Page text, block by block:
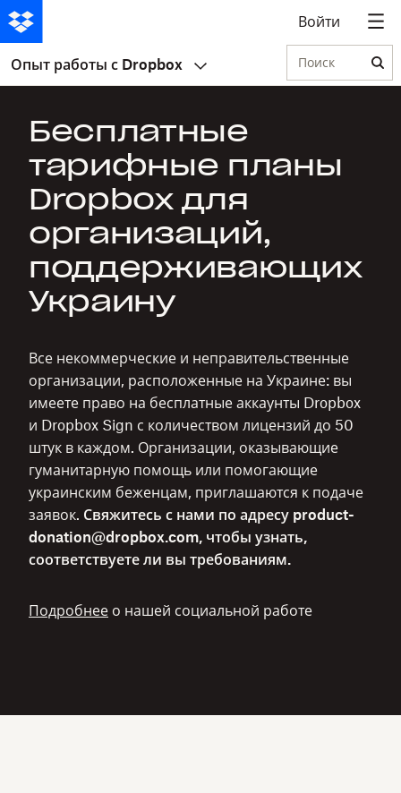
Войти
Опыт работы с Dropbox Поиск
Бесплатные
тарифные планы
Dropbox для
организаций,
поддерживающих
Украину
Все некоммерческие и неправительственные
организации, расположенные на Украине: вы
имеете право на бесплатные аккаунты Dropbox
и Dropbox Sign с количеством лицензий до 50
штук в каждом. Организации, оказывающие
гуманитарную помощь или помогающие
украинским беженцам, приглашаются к подаче
заявок. Свяжитесь с нами по адресу product-
donation@dropbox.com, чтобы узнать,
соответствуете ли вы требованиям.
Подробнее о нашей социальной работе